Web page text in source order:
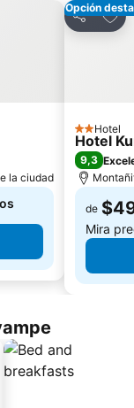
la ciudad
Opción
Compartir
2 Estrellas
Hotel
Hotel
9,3
de
Mira